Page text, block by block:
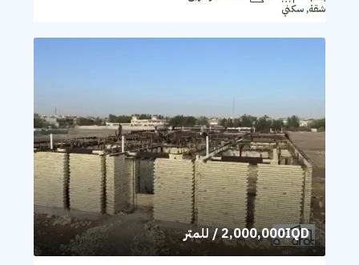
شقة, سكني
2,000,000IQD/ للمتر